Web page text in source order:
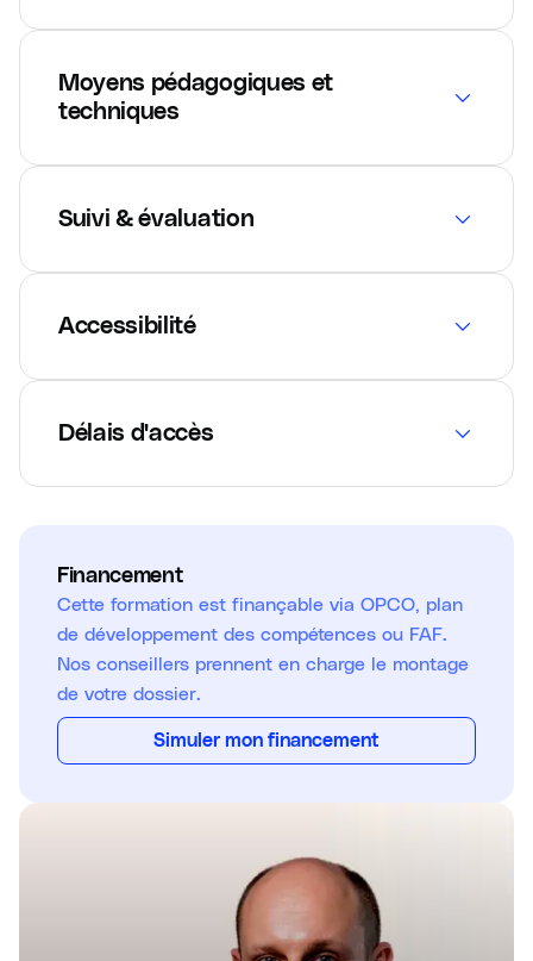
Moyens pédagogiques et
techniques
Suivi & évaluation
Accessibilité
Délais d'accès
Financement
Cette formation est finançable via OPCO, plan
de développement des compétences ou FAF.
Nos conseillers prennent en charge le montage
de votre dossier.
Simuler mon financement